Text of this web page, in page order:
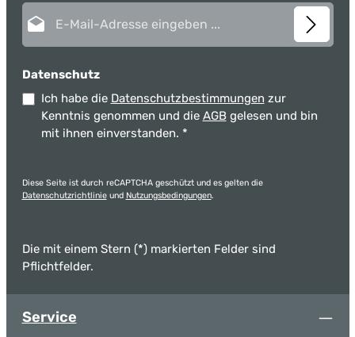
Datenschutz
Ich habe die Datenschutzbestimmungen zur
Kenntnis genommen und die AGB gelesen und bin
mit ihnen einverstanden. *
Diese Seite ist durch reCAPTCHA geschützt und es gelten die
Datenschutzrichtlinieund Nutzungsbedingungen.
Die mit einem Stern (*) markierten Felder sind
Pflichtfelder.
Service